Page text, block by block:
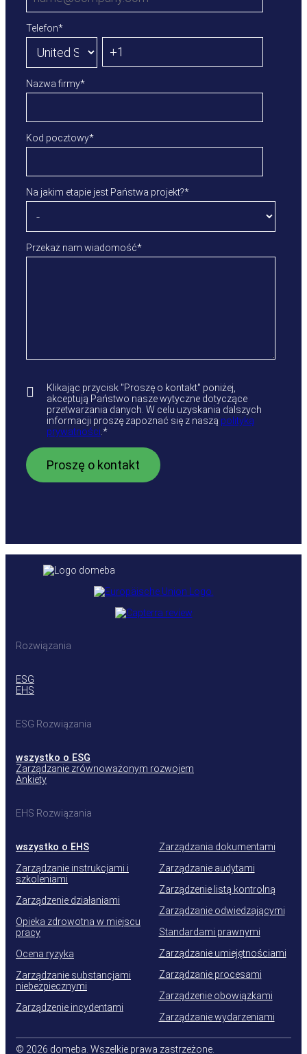
Telefon*
Nazwa firmy*
Kod pocztowy*
Na jakim etapie jest Państwa projekt?*
Przekaż nam wiadomość*
Klikając przycisk "Proszę o kontakt" poniżej,
akceptują Państwo nasze wytyczne dotyczące
przetwarzania danych. W celu uzyskania dalszych
informacji proszę zapoznać się z naszą polityką
prywatności *
Rozwiązania
ESG
EHS
ESG Rozwiązania
wszystko o ESG
Zarządzanie zrównoważonym rozwojem
Ankiety
EHS Rozwiązania
wszystko o EHS
Zarządzanie instrukcjami i
szkoleniami
Zarządzenie działaniami
Opieka zdrowotna w miejscu
pracy
Ocena ryzyka
Zarządzanie substancjami
niebezpiecznymi
Zarządzenie incydentami
Zarządzania dokumentami
Zarządzanie audytami
Zarządzenie listą kontrolną
Zarządzanie odwiedzającymi
Standardami prawnymi
Zarządzanie umiejętnościami
Zarządzanie procesami
Zarządzenie obowiązkami
Zarządzanie wydarzeniami
© 2026 domeba. Wszelkie prawa zastrzeżone.